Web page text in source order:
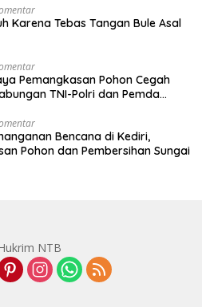
Karena Tebas Tangan Bule Asal
Pemangkasan Pohon Cegah
TNI-Polri dan Pemda
Bencana di Kediri,
Pohon dan Pembersihan Sungai